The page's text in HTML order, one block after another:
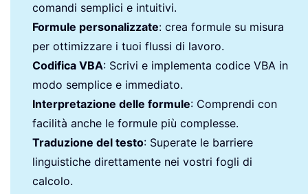
comandi semplici e intuitivi.
Formule personalizzate: crea formule su misura
per ottimizzare i tuoi flussi di lavoro.
Codifica VBA: Scrivi e implementa codice VBA in
modo semplice e immediato.
Interpretazione delle formule: Comprendi con
facilità anche le formule più complesse.
Traduzione del testo: Superate le barriere
linguistiche direttamente nei vostri fogli di
calcolo.